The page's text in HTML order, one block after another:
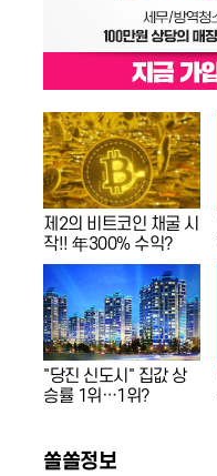
제2의 비트코인 채굴 시
작!! 年300% 수익?
"당진 신도시" 집값 상
승률 1위…1위?
쏠쏠정보